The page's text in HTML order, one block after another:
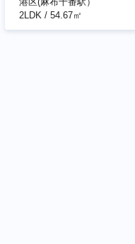
2LDK / 54.67㎡